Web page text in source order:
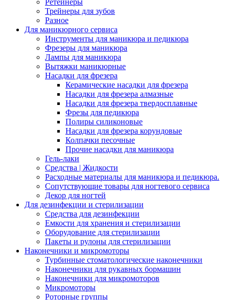
Ретейнеры
Трейнеры для зубов
Разное
Для маникюрного сервиса
Инструменты для маникюра и педикюра
Фрезеры для маникюра
Лампы для маникюра
Вытяжки маникюрные
Насадки для фрезера
Керамические насадки для фрезера
Насадки для фрезера алмазные
Насадки для фрезера твердосплавные
Фрезы для педикюра
Полиры силиконовые
Насадки для фрезера корундовые
Колпачки песочные
Прочие насадки для маникюра
Гель-лаки
Средства | Жидкости
Расходные материалы для маникюра и педикюра.
Сопутствующие товары для ногтевого сервиса
Декор для ногтей
Для дезинфекции и стерилизации
Средства для дезинфекции
Емкости для хранения и стерилизации
Оборудование для стерилизации
Пакеты и рулоны для стерилизации
Наконечники и микромоторы
Турбинные стоматологические наконечники
Наконечники для рукавных бормашин
Наконечники для микромоторов
Микромоторы
Роторные группы